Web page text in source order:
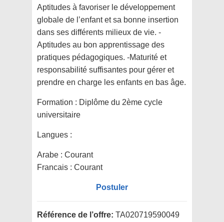
Aptitudes à favoriser le développement
globale de l’enfant et sa bonne insertion
dans ses différents milieux de vie. -
Aptitudes au bon apprentissage des
pratiques pédagogiques. -Maturité et
responsabilité suffisantes pour gérer et
prendre en charge les enfants en bas âge.
Formation : Diplôme du 2ème cycle
universitaire
Langues :
Arabe : Courant
Francais : Courant
Postuler
Référence de l’offre: TA020719590049